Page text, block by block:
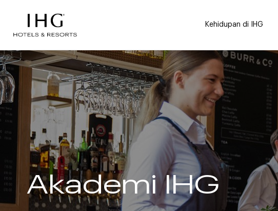
Kehidupan di IHG
Akademi IHG